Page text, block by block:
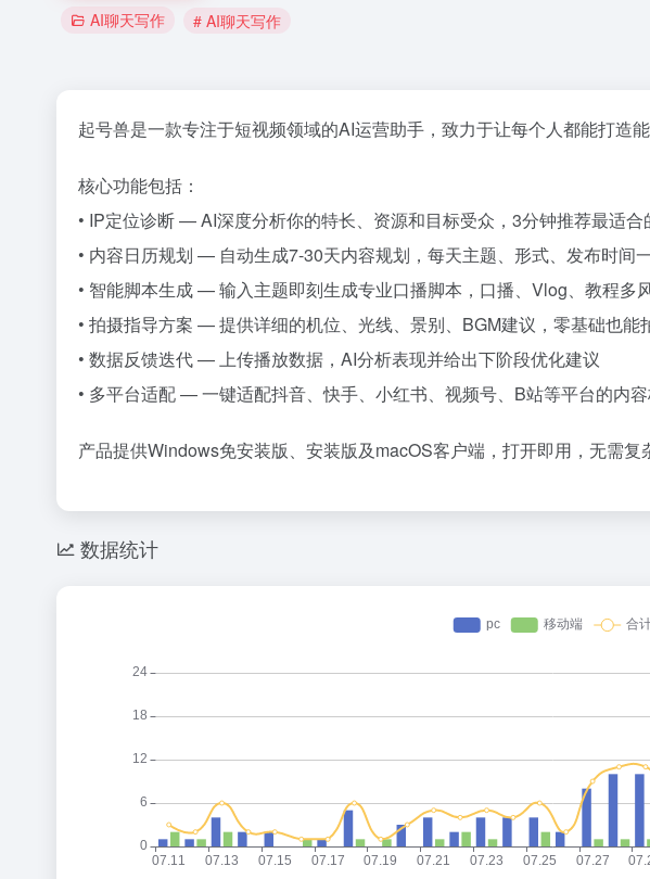
AI聊天写作 # AI聊天写作
起号兽是一款专注于短视频领域的AI运营助手，致力于让每个人都能打造能
核心功能包括：
• IP定位诊断 — AI深度分析你的特长、资源和目标受众，3分钟推荐最适合
• 内容日历规划 — 自动生成7-30天内容规划，每天主题、形式、发布时间
• 智能脚本生成 — 输入主题即刻生成专业口播脚本，口播、Vlog、教程多
• 拍摄指导方案 — 提供详细的机位、光线、景别、BGM建议，零基础也能
• 数据反馈迭代 — 上传播放数据，AI分析表现并给出下阶段优化建议
• 多平台适配 — 一键适配抖音、快手、小红书、视频号、B站等平台的内
产品提供Windows免安装版、安装版及macOS客户端，打开即用，无需复
数据统计